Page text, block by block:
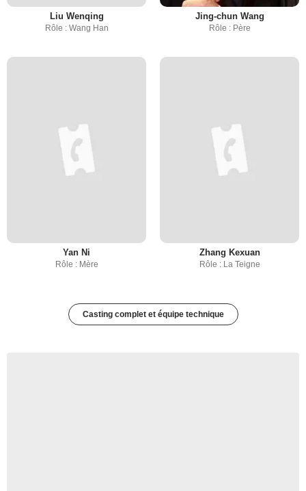
Liu Wenqing
Rôle : Wang Han
Jing-chun Wang
Rôle : Père
Yan Ni
Rôle : Mère
Zhang Kexuan
Rôle : La Teigne
Casting complet et équipe technique